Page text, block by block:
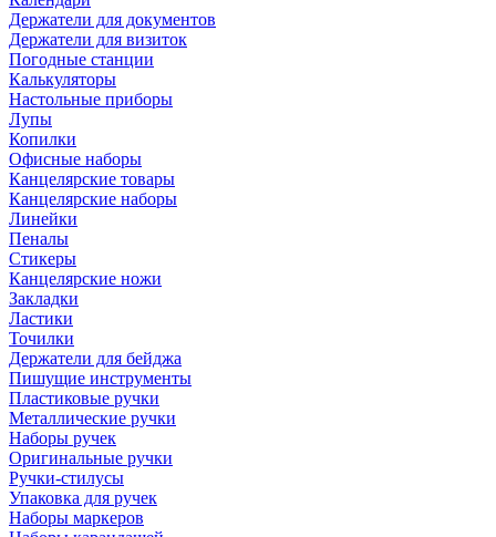
Держатели для документов
Держатели для визиток
Погодные станции
Калькуляторы
Настольные приборы
Лупы
Копилки
Офисные наборы
Канцелярские товары
Канцелярские наборы
Линейки
Пеналы
Стикеры
Канцелярские ножи
Закладки
Ластики
Точилки
Держатели для бейджа
Пишущие инструменты
Пластиковые ручки
Металлические ручки
Наборы ручек
Оригинальные ручки
Ручки-стилусы
Упаковка для ручек
Наборы маркеров